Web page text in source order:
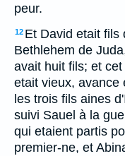
peur.
12 Et David etait fils
Bethlehem de
avait huit fils; et
etait vieux, avance
les trois fils aines
suivi Sauel à la
qui etaient partis
premier-ne, et